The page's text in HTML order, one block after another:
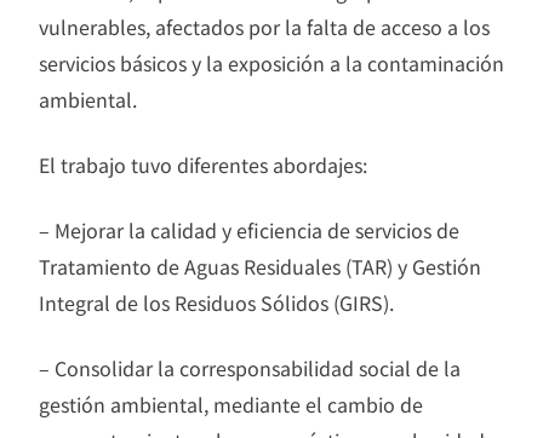
vulnerables, afectados por la falta de acceso a los
servicios básicos y la exposición a la contaminación
ambiental.
El trabajo tuvo diferentes abordajes:
– Mejorar la calidad y eficiencia de servicios de
Tratamiento de Aguas Residuales (TAR) y Gestión
Integral de los Residuos Sólidos (GIRS).
– Consolidar la corresponsabilidad social de la
gestión ambiental, mediante el cambio de